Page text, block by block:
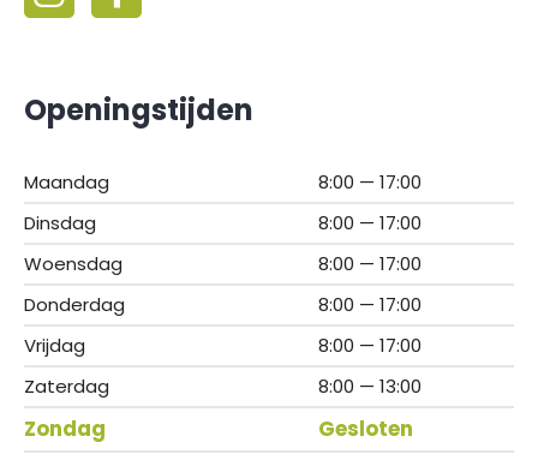
Openingstijden
Maandag
8:00 — 17:00
Dinsdag
8:00 — 17:00
Woensdag
8:00 — 17:00
Donderdag
8:00 — 17:00
Vrijdag
8:00 — 17:00
Zaterdag
8:00 — 13:00
Zondag Gesloten